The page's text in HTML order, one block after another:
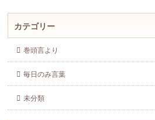
カテゴリー
巻頭言より
毎日のみ言葉
未分類